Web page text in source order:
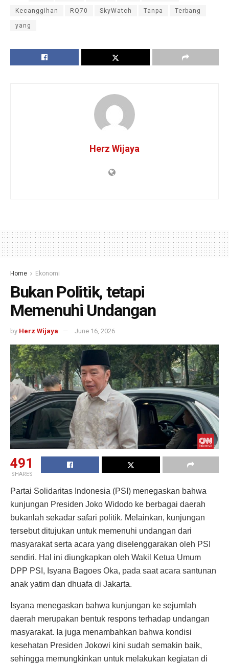
Kecanggihan RQ70 SkyWatch Tanpa Terbang
yang
Herz Wijaya
Home Ekonomi
Bukan Politik, tetapi
Memenuhi Undangan
by Herz Wijaya June 16, 2026
491
SHARES
Partai Solidaritas Indonesia (PSI) menegaskan bahwa
kunjungan Presiden Joko Widodo ke berbagai daerah
bukanlah sekadar safari politik. Melainkan, kunjungan
tersebut ditujukan untuk memenuhi undangan dari
masyarakat serta acara yang diselenggarakan oleh PSI
sendiri. Hal ini diungkapkan oleh Wakil Ketua Umum
DPP PSI, Isyana Bagoes Oka, pada saat acara santunan
anak yatim dan dhuafa di Jakarta.
Isyana menegaskan bahwa kunjungan ke sejumlah
daerah merupakan bentuk respons terhadap undangan
masyarakat. Ia juga menambahkan bahwa kondisi
kesehatan Presiden Jokowi kini sudah semakin baik,
sehingga memungkinkan untuk melakukan kegiatan di